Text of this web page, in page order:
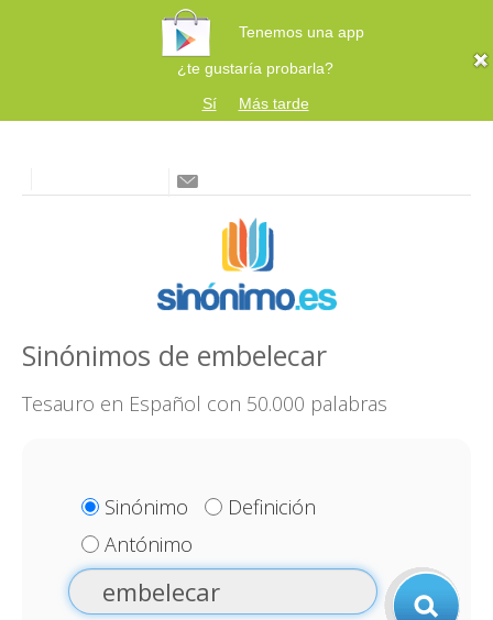
Tenemos una app
¿te gustaría probarla?
Sí
Más tarde
Sinónimos de embelecar
Tesauro en Español con 50.000 palabras
Sinónimo
Definición
Antónimo